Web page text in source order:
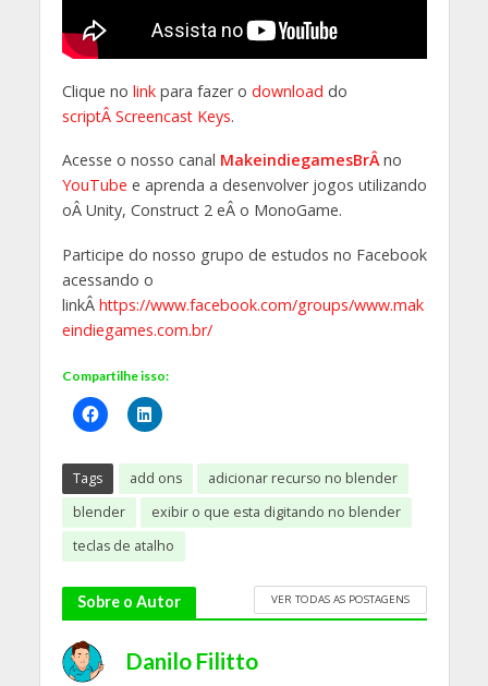
Clique no linkpara fazer o download do
scriptÂ Screencast Keys.
Acesse o nosso canal MakeindiegamesBrÂno
YouTube e aprenda a desenvolver jogos utilizando
oÂ Unity, Construct 2 eÂ o MonoGame.
Participe do nosso grupo de estudos no Facebook
acessando o
linkÂ https://www.facebook.com/groups/www.mak
eindiegames.com.br/
Compartilhe isso:
Tags add ons
adicionar recurso no blender
blender
exibir o que esta digitando no blender
teclas de atalho
Sobre o Autor VER TODAS AS POSTAGENS
Danilo Filitto